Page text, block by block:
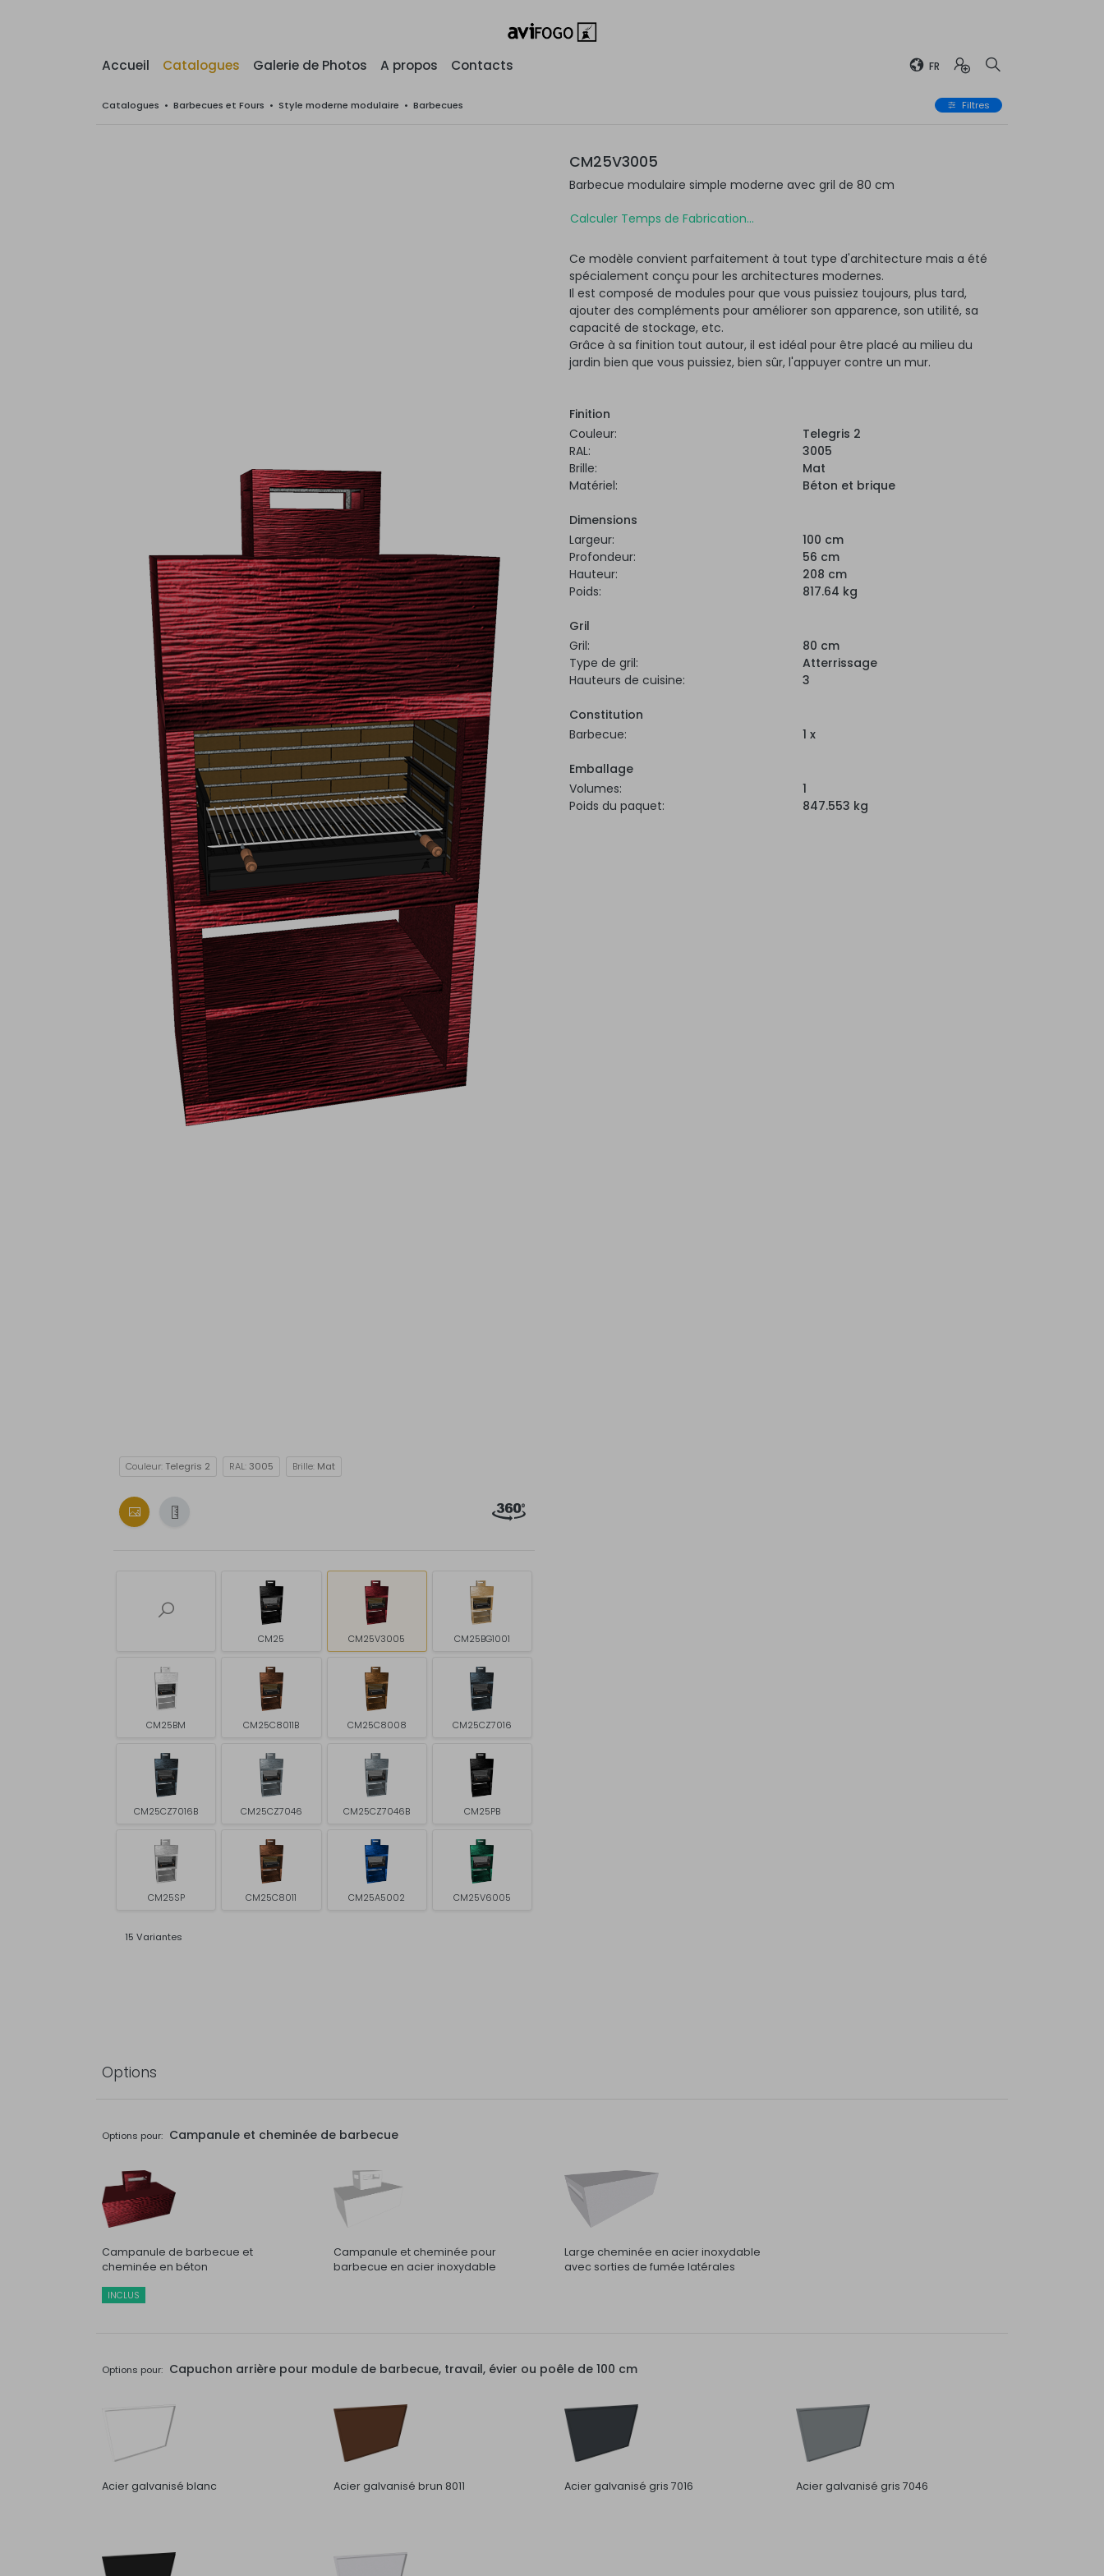
Accueil Catalogues Galerie de Photos A propos Contacts FR
Catalogues • Barbecues et Fours • Style moderne modulaire • Barbecues Filtres
Couleur: Telegris 2 RAL: 3005 Brille: Mat
CM25 CM25V3005 CM25BG1001
CM25BM CM25C8011B CM25C8008 CM25CZ7016
CM25CZ7016B CM25CZ7046 CM25CZ7046B CM25PB
CM25SP CM25C8011 CM25A5002 CM25V6005
15 Variantes
CM25V3005
Barbecue modulaire simple moderne avec gril de 80 cm
Calculer Temps de Fabrication...
Ce modèle convient parfaitement à tout type d'architecture mais a été
spécialement conçu pour les architectures modernes.
Il est composé de modules pour que vous puissiez toujours, plus tard,
ajouter des compléments pour améliorer son apparence, son utilité, sa
capacité de stockage, etc.
Grâce à sa finition tout autour, il est idéal pour être placé au milieu du
jardin bien que vous puissiez, bien sûr, l'appuyer contre un mur.
Finition
Couleur:
Telegris 2
RAL:
3005
Brille:
Mat
Matériel:
Béton et brique
Dimensions
Largeur:
100 cm
Profondeur:
56 cm
Hauteur:
208 cm
Poids:
817.64 kg
Gril
Gril:
80 cm
Type de gril:
Atterrissage
Hauteurs de cuisine:
3
Constitution
Barbecue:
1 x
Emballage
Volumes:
1
Poids du paquet:
847.553 kg
Options
Options pour: Campanule et cheminée de barbecue
Campanule de barbecue et
cheminée en béton
INCLUS
Campanule et cheminée pour
barbecue en acier inoxydable
Large cheminée en acier inoxydable
avec sorties de fumée latérales
Options pour: Capuchon arrière pour module de barbecue, travail, évier ou poêle de 100 cm
Acier galvanisé blanc Acier galvanisé brun 8011 Acier galvanisé gris 7016 Acier galvanisé gris 7046